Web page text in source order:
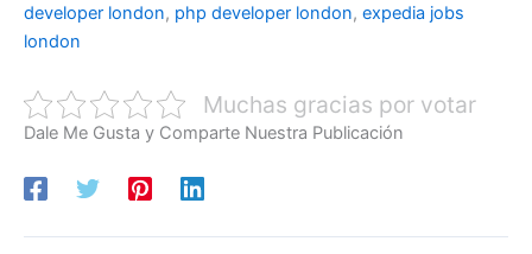
developer london, php developer london, expedia jobs
london
Muchas gracias por votar
Dale Me Gusta y Comparte Nuestra Publicación